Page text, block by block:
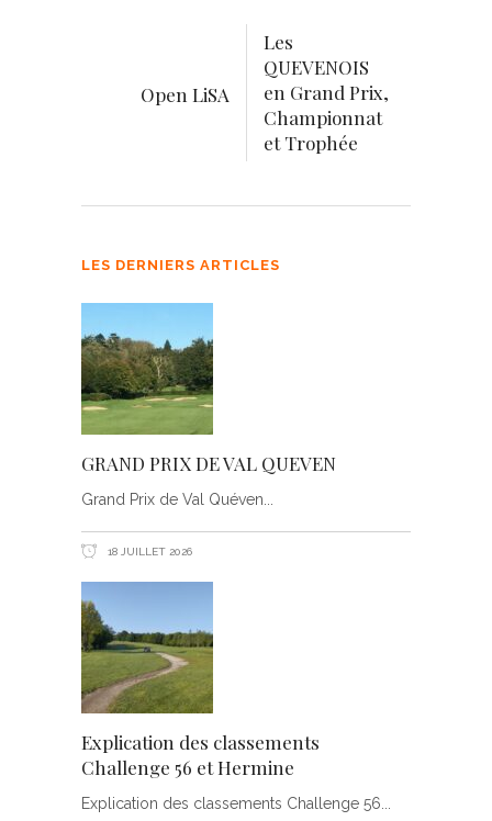
Open LiSA
Les
QUEVENOIS
en Grand Prix,
Championnat
et Trophée
LES DERNIERS ARTICLES
GRAND PRIX DE VAL QUEVEN
Grand Prix de Val Quéven
18 JUILLET 2026
Explication des classements
Challenge 56 et Hermine
Explication des classements Challenge 56